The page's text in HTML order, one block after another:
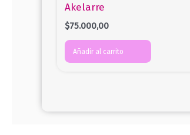
Akelarre
$75.000,00
Añadir al carrito